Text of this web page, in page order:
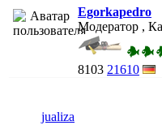
Egorkapedro
Модератор ,
8103 21610
jualiza